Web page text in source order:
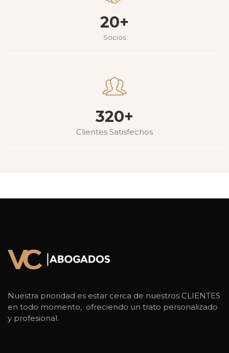
20+
Socios
320+
Clientes Satisfechos
Nuestra prioridad es estar cerca de nuestros CLIENTES
en todo momento, ofreciendo un trato personalizado
y profesional.